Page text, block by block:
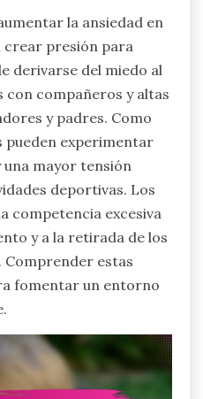
la ansiedad en
crear presión para
derivarse del miedo al
compañeros y altas
y padres. Como
pueden experimentar
mayor tensión
deportivas. Los
competencia excesiva
y a la retirada de los
estas
fomentar un entorno